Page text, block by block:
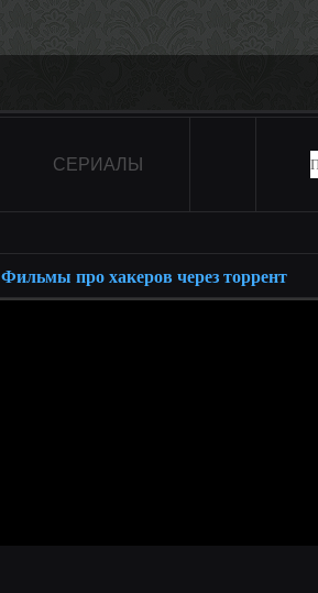
СЕРИАЛЫ
Фильмы про хакеров через торрент